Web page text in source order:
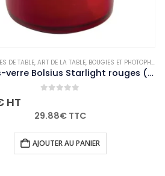
DE TABLE, ART DE LA TABLE, BOUGIES ET PHOTOPHORES
Bougies-verre Bolsius Starlight rouges (lot de 8)
HT
29.88€TTC
AJOUTER AU PANIER